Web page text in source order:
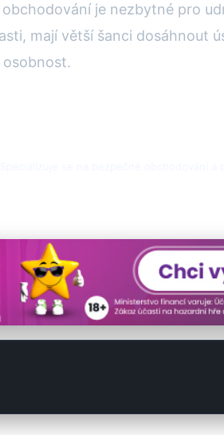
je nezbytné pro
mají větší šanci dosáhnout